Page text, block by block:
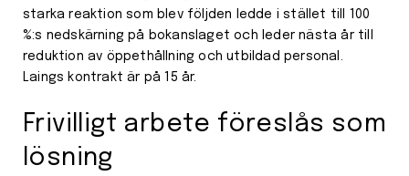
starka reaktion som blev följden ledde i stället till 100
%:s nedskärning på bokanslaget och leder nästa år till
reduktion av öppethållning och utbildad personal.
Laings kontrakt är på 15 år.
Frivilligt arbete föreslås som
lösning